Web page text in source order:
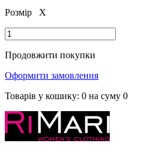
Розмір
X
Продовжити покупки
Оформити замовлення
Товарів у кошику: 0 на суму 0